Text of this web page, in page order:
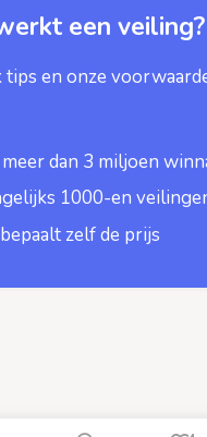
een veiling?
tips en onze
dan 3 miljoen
1000-en
zelf de prijs